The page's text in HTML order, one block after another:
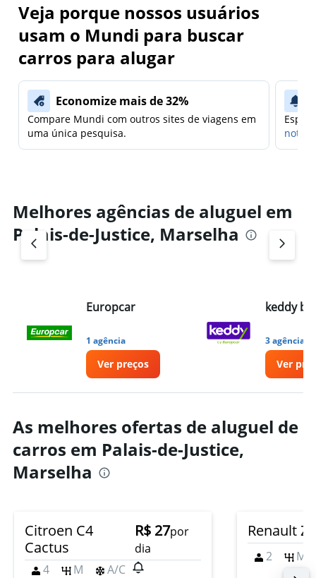
Veja porque nossos usuários
usam o Mundi para buscar
carros para alugar
Economize mais de 32%
Compare Mundi com outros sites de viagens em
uma única pesquisa.
Melhores agências de aluguel em
Palais-de-Justice, Marselha
Europcar
1 agência
Ver preços
keddy
3 agências
Ver
As melhores ofertas de aluguel de
carros em Palais-de-Justice,
Marselha
Citroen C4
Cactus
R$ 27por
dia
4
M A/C
Renault
2 M